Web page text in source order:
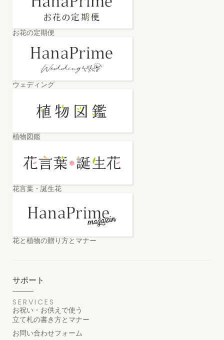
お花の定期便
ウェディング
植物図鑑
花言葉・誕生花
花と植物の贈り方とマナー
サポート
SERVICES
お祝い・お供えで使う
立て札の書き方とマナー
お問い合わせフォーム